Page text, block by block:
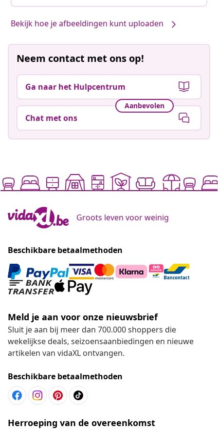
Bekijk hoe je afbeeldingen kunt uploaden
Neem contact met ons op!
Ga naar het Hulpcentrum
Aanbevolen
Chat met ons
Groots leven voor weinig
Beschikbare betaalmethoden
Meld je aan voor onze nieuwsbrief
Sluit je aan bij meer dan 700.000 shoppers die
wekelijkse deals, seizoensaanbiedingen en nieuwe
artikelen van vidaXL ontvangen.
Beschikbare betaalmethoden
Herroeping van de overeenkomst